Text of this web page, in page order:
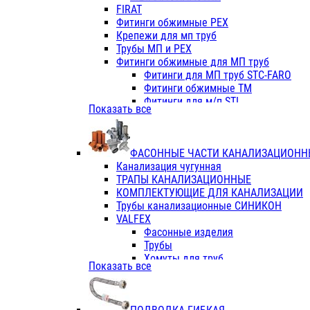
Фитинги ПП белые
Фитинги ПП белые
Фитинги ППс металл.белые
VALFEX
Трубы PE-RT
Трубы ПП водопровод белые
Трубы ПП водопровод серые
Трубы армированные
Трубы армированные
Фитинги с металл. серые
Фитинги ПП (серые)
Фитинги ПП белые
Краны
Фитинги ПП (белые)
Фитинги ПП с металлом белые
ПК КОНТУР
Краны полипропиленовые
Трубы полипропиленивые
FIRAT
Фитинги обжимные PEX
Крепежи для мп труб
Трубы МП и PEX
Фитинги обжимные для МП труб
Фитинги для МП труб STC-FARO
Фитинги обжимные ТМ
Фитинги для м/п STI
Фитинги для МП труб TITAN
TK
VALFEX
Показать все
ФАСОННЫЕ ЧАСТИ
Канализация чугунная
ТРАПЫ КАНАЛИЗАЦИОННЫЕ
КОМПЛЕКТУЮЩИЕ ДЛЯ КАНАЛИЗАЦИИ
Трубы канализационные СИНИКОН
VALFEX
Фасонные изделия
Трубы
Хомуты для труб
ПВХ (стройполимер)
Показать все